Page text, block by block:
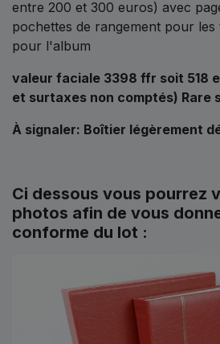
entre 200 et 300 euros) avec
pochettes de rangement pour
pour l'album
valeur faciale 3398 ffr soit 518
et surtaxes non comptés) Rare
À signaler: Boîtier légèrement
Ci dessous vous pourrez
photos afin de vous
conforme du lot :